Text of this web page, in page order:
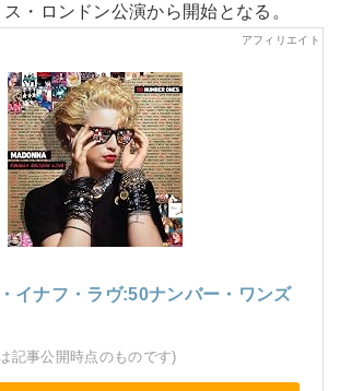
・ロンドン公演から開始となる。
イナフ・ラヴ:50ナンバー・ワンズ
記事公開時点のものです)